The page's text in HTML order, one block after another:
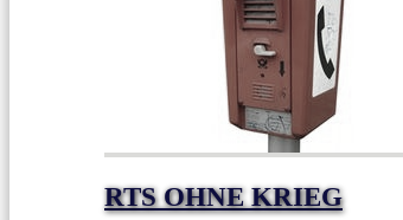
RTS OHNE KRIEG